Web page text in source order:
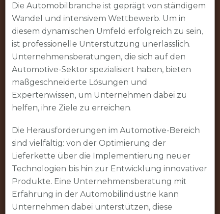
Die Automobilbranche ist geprägt von ständigem
Wandel und intensivem Wettbewerb. Um in
diesem dynamischen Umfeld erfolgreich zu sein,
ist professionelle Unterstützung unerlässlich.
Unternehmensberatungen, die sich auf den
Automotive-Sektor spezialisiert haben, bieten
maßgeschneiderte Lösungen und
Expertenwissen, um Unternehmen dabei zu
helfen, ihre Ziele zu erreichen.
Die Herausforderungen im Automotive-Bereich
sind vielfältig: von der Optimierung der
Lieferkette über die Implementierung neuer
Technologien bis hin zur Entwicklung innovativer
Produkte. Eine Unternehmensberatung mit
Erfahrung in der Automobilindustrie kann
Unternehmen dabei unterstützen, diese